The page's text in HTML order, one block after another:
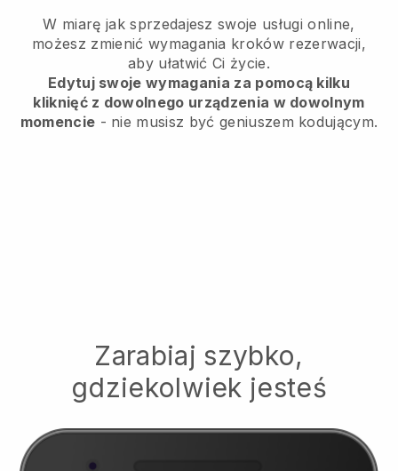
W miarę jak sprzedajesz swoje usługi online,
możesz zmienić wymagania kroków rezerwacji,
aby ułatwić Ci życie.
Edytuj swoje wymagania za pomocą kilku
kliknięć z dowolnego urządzenia w dowolnym
momencie - nie musisz być geniuszem kodującym.
Zarabiaj szybko,
gdziekolwiek jesteś